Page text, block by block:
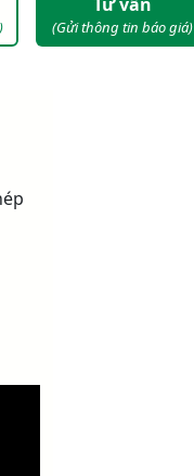
(Gửi thông tin báo giá)